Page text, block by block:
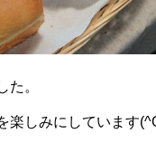
た。
楽しみにしています